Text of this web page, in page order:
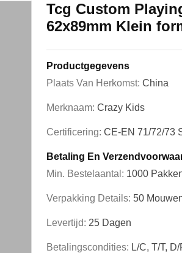
Tcg Custom
62x89mm Klein
Productgegevens
Plaats Van Herkomst: China
Merknaam: Crazy Kids
Certificering: CE-EN 71/72/73
Betaling En
Min. Bestelaantal: 1000
Verpakking Details: 50
Levertijd: 25 Dagen
Betalingscondities: L/C, T/T, D/